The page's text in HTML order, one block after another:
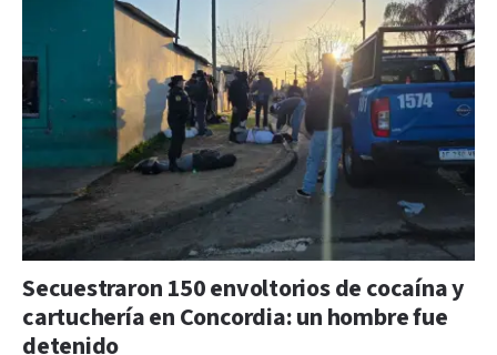
Secuestraron 150 envoltorios de cocaína y
cartuchería en Concordia: un hombre fue
detenido